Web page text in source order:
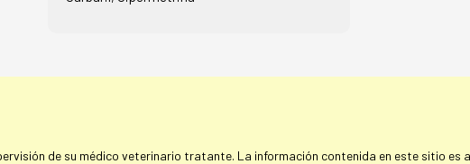
de su médico veterinario tratante. La información contenida en este sitio es